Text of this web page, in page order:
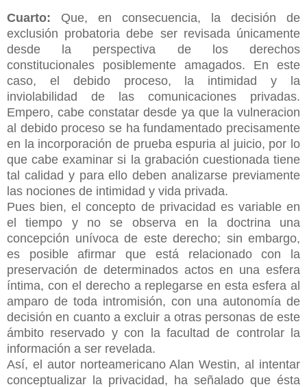
Cuarto: Que, en consecuencia, la decisión de
exclusión probatoria debe ser revisada únicamente
desde la perspectiva de los derechos
constitucionales posiblemente amagados. En este
caso, el debido proceso, la intimidad y la
inviolabilidad de las comunicaciones privadas.
Empero, cabe constatar desde ya que la vulneracion
al debido proceso se ha fundamentado precisamente
en la incorporación de prueba espuria al juicio, por lo
que cabe examinar si la grabación cuestionada tiene
tal calidad y para ello deben analizarse previamente
las nociones de intimidad y vida privada.
Pues bien, el concepto de privacidad es variable en
el tiempo y no se observa en la doctrina una
concepción unívoca de este derecho; sin embargo,
es posible afirmar que está relacionado con la
preservación de determinados actos en una esfera
íntima, con el derecho a replegarse en esta esfera al
amparo de toda intromisión, con una autonomía de
decisión en cuanto a excluir a otras personas de este
ámbito reservado y con la facultad de controlar la
información a ser revelada.
Así, el autor norteamericano Alan Westin, al intentar
conceptualizar la privacidad, ha señalado que ésta